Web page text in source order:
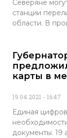
Северяне
станции
области. В
карты в
19.04.2021 16:47
Единая
документы. 19